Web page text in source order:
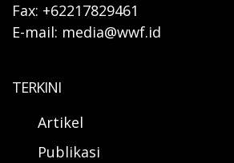
Fax: +62217829461
E-mail: media@wwf.id
TERKINI
Artikel
Publikasi